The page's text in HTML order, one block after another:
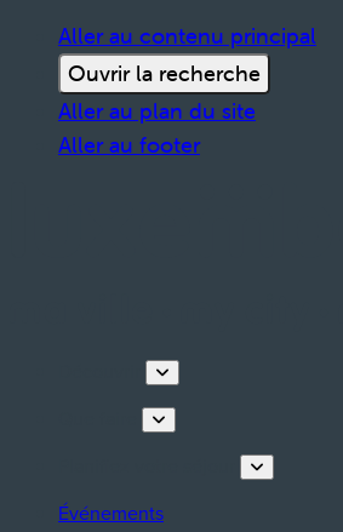
Aller au contenu principal
Ouvrir la recherche
Aller au plan du site
Aller au footer
Événements